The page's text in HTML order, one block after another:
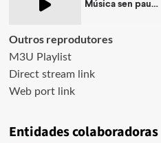
Outros reprodutores
M3U Playlist
Direct stream link
Web port link
Entidades colaboradoras